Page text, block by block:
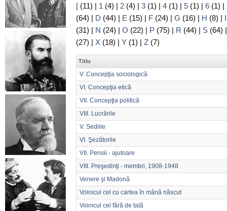
[ (11) | 1 (4) | 2 (4) | 3 (1) | 4 (1) | 5 (1) | 6 (1) |
(64) | D (44) | E (15) | F (24) | G (16) | H (8) | I
(31) | N (24) | O (22) | P (75) | R (44) | S (64)
(27) | X (18) | Y (1) | Z (7)
Titlu
V. Concepţia sociologică
VI. Concepţia etică
VII. Concepţia politică
VIII. Lucrările
V. Sediile
VI. Şezătorile
VII. Pensii - ajutoare
VIII. Preşedinţi - membri, 1908-1948
Venere şi Madonă
Voinicul cel cu cartea în mână născut
Voinicul cel fără de tată